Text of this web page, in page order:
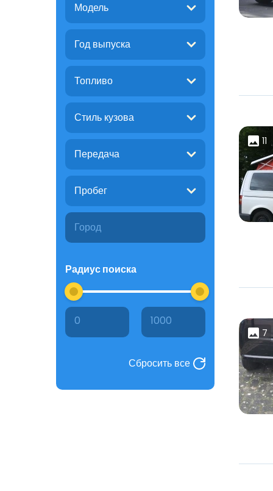
Модель
Год выпуска
Топливо
Стиль кузова
Передача
Пробег
Радиус поиска
0 1000
Сбросить все
11
7